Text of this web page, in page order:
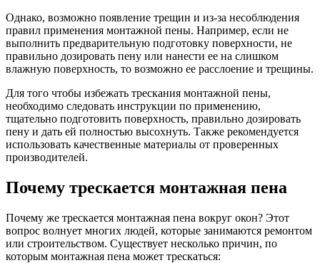
Однако, возможно появление трещин и из-за несоблюдения
правил применения монтажной пены. Например, если не
выполнить предварительную подготовку поверхности, не
правильно дозировать пену или нанести ее на слишком
влажную поверхность, то возможно ее расслоение и трещины.
Для того чтобы избежать трескания монтажной пены,
необходимо следовать инструкции по применению,
тщательно подготовить поверхность, правильно дозировать
пену и дать ей полностью высохнуть. Также рекомендуется
использовать качественные материалы от проверенных
производителей.
Почему трескается монтажная пена
Почему же трескается монтажная пена вокруг окон? Этот
вопрос волнует многих людей, которые занимаются ремонтом
или строительством. Существует несколько причин, по
которым монтажная пена может трескаться: